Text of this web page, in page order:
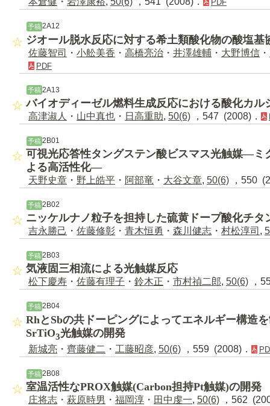
PDF
予稿 2A12
ジオール脱水反応に対する希土類酸化物の酸塩基
佐藤智司 ・ 小舩美香 ・ 高橋亮治 ・ 井澤雄輔 ・ 大野博信 ・
PDF
予稿 2A13
バイオディーゼル燃料生成反応における酸化カル
高津淑人 ・ 山中真也 ・ 日高重助, 50(6) ，547 (2008)．
予稿2B01
可視光応答性タングステン酸ビスマス光触媒―ミ
よる高活性化―
天野史章 ・ 野上皓平 ・ 阿部竜 ・ 大谷文章, 50(6) ，550
予稿 2B02
ニッケルナノ粒子を担持した硫黄ドープ酸化チタ
吉永勝己 ・ 佐藤修彰 ・ 青木恒勇 ・ 森川健志 ・ 村松淳司 ,
予稿 2B03
気液固三相流による光触媒反応
松下慶寿 ・ 佐藤有理子 ・ 鈴木正 ・ 市村禎二郎, 50(6) ，
予稿 2B04
RhとSbの共ドーピングによってエネルギー構造
SrTiO3光触媒の開発
新城亮 ・ 齊藤健二 ・ 工藤昭彦, 50(6) ，559 (2008)．
予稿 2B08
室温活性なPROX触媒(Carbon担持Pt触媒)の開発
庄将志 ・ 萩原時男 ・ 福岡淳 ・ 田中虔一, 50(6) ，562